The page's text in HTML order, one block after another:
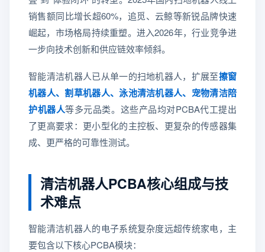
销售额同比增长超60%，追觅、云鲸等新锐品牌快速
崛起，市场格局持续重塑。进入2026年，行业竞争进
一步向技术创新和供应链效率倾斜。
智能清洁机器人已从单一的扫地机器人，扩展至擦窗
机器人、割草机器人、泳池清洁机器人、宠物清洁陪
护机器人等多元品类。这些产品均对PCBA代工提出
了更高要求：更小型化的主控板、更复杂的传感器集
成、更严格的可靠性测试。
清洁机器人PCBA核心组成与技
术难点
智能清洁机器人的电子系统复杂度远超传统家电，主
要包含以下核心PCBA模块：